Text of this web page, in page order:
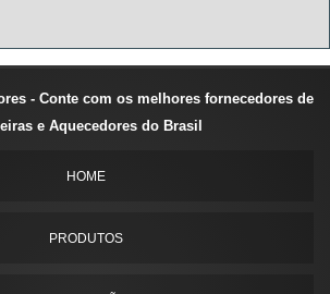
- Conte com os melhores fornecedores de
e Aquecedores do Brasil
HOME
PRODUTOS